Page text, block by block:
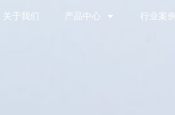
关于我们 产品中心 行业案例